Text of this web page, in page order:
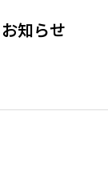
知らせ